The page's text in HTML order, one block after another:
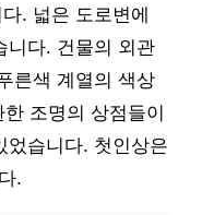
. 넓은 도로변에
니다. 건물의 외관
른색 계열의 색상
조명의 상점들이
었습니다. 첫인상은
.